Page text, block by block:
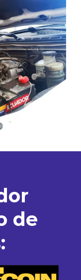
de